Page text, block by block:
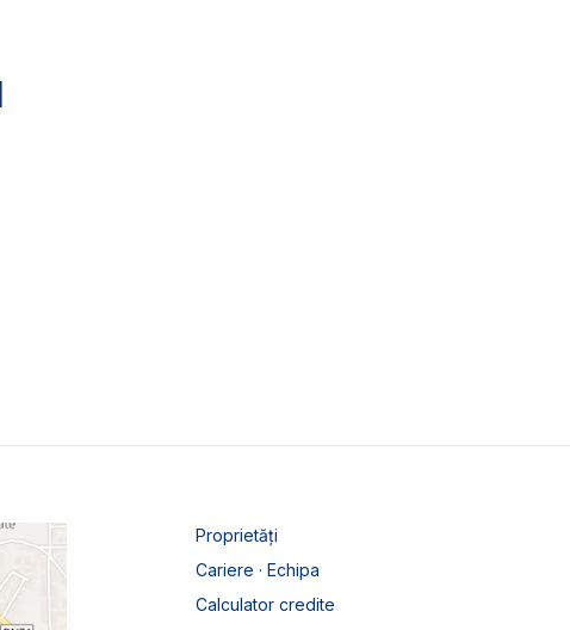
Proprietăți
Cariere · Echipa
Calculator credite